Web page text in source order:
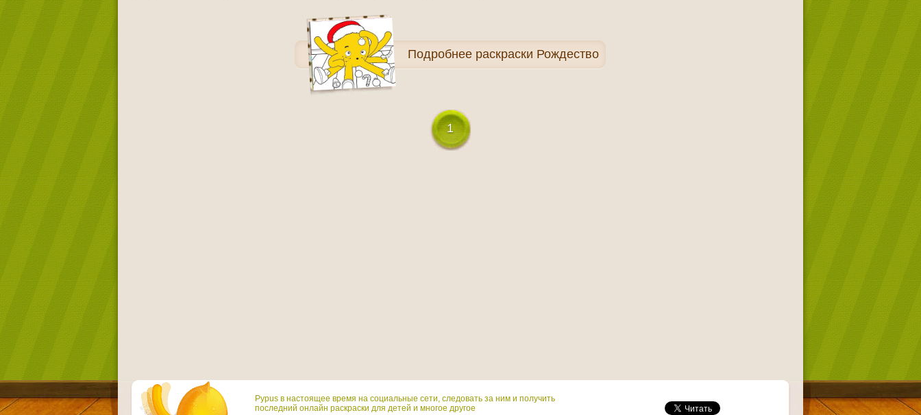
Подробнее раскраски Рождество
1
Pypus в настоящее время на социальные сети, следовать за ним и получить
последний онлайн раскраски для детей и многое другое